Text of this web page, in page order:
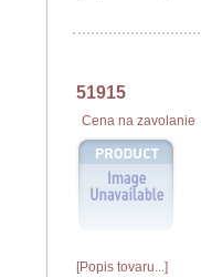
51915
Cena na zavolanie
[Popis tovaru...]